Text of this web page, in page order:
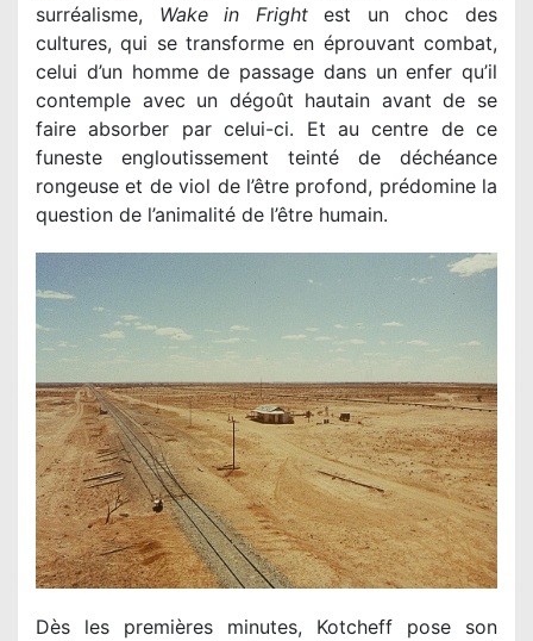
surréalisme, Wake in Frightest un choc des
cultures, qui se transforme en éprouvant combat,
celui d’un homme de passage dans un enfer qu’il
contemple avec un dégoût hautain avant de se
faire absorber par celui-ci. Et au centre de ce
funeste engloutissement teinté de déchéance
rongeuse et de viol de l’être profond, prédomine la
question de l’animalité de l’être humain.
Dès les premières minutes, Kotcheff pose son